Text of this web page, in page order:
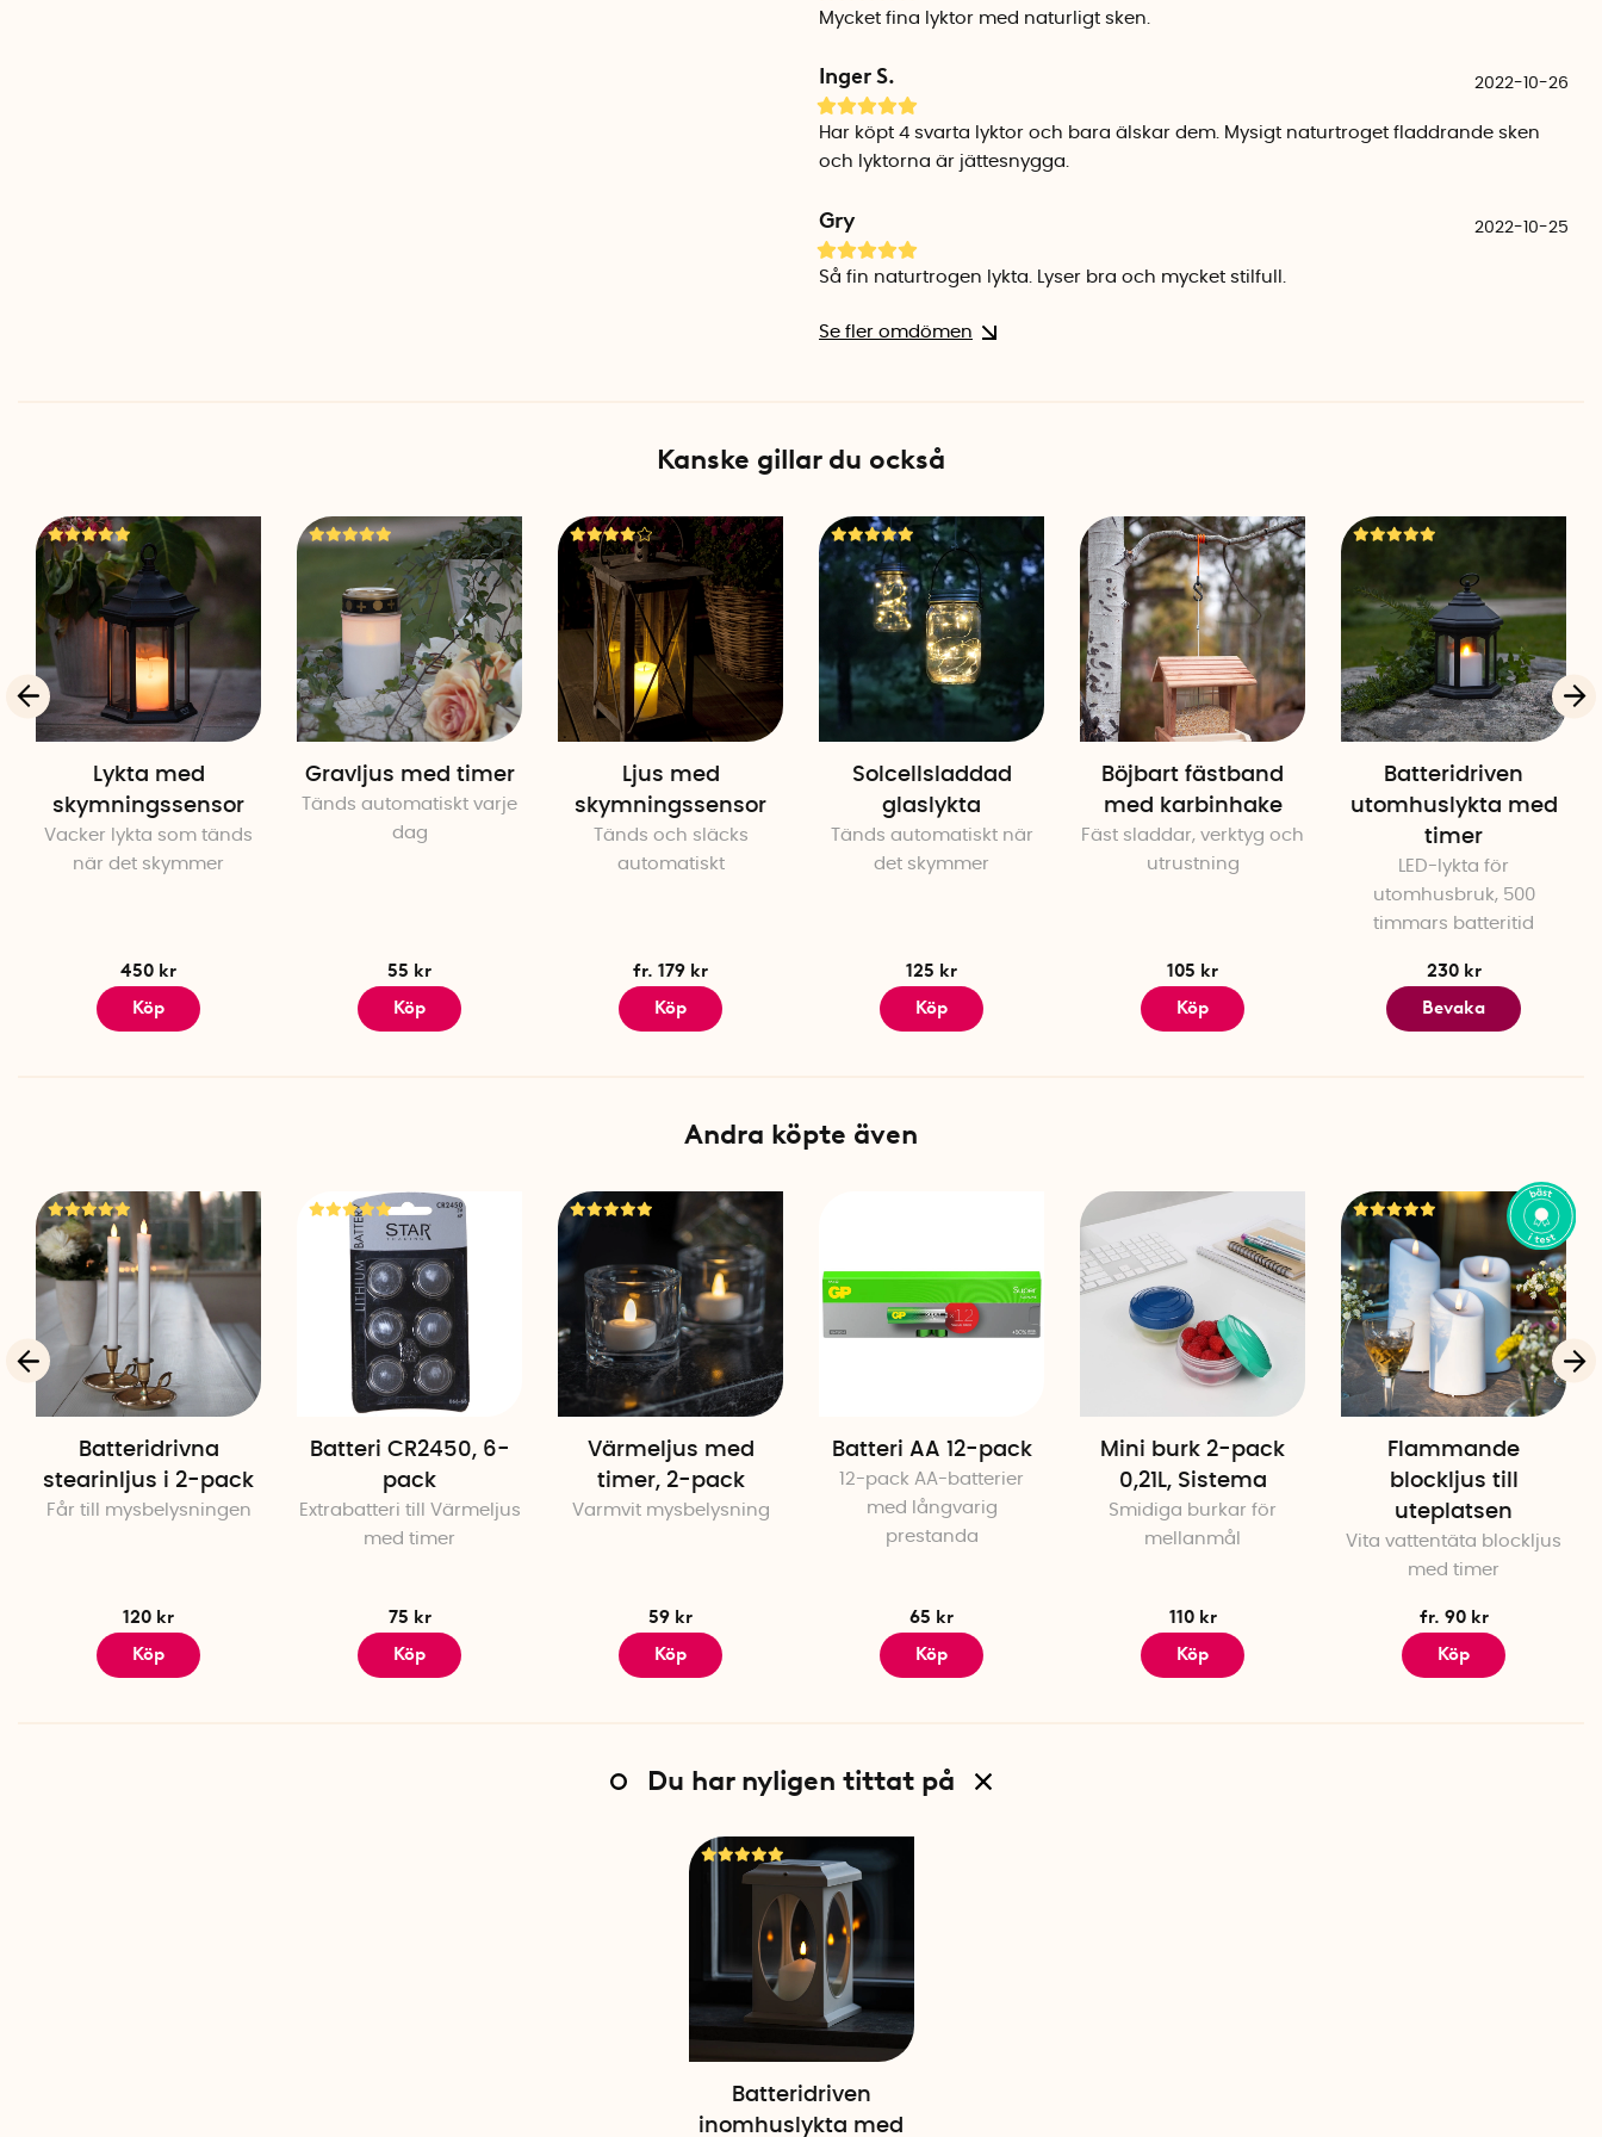
Antal batterier: 3 st AAA-batterier. Batterier ingår ej.
Medellivslängd LED-lampor: ca 10000 timmar
Vattentätklassning: IP20, ska inte utsättas för regn eller snö.
Mycket fina lyktor med naturligt sken.
Inger S. 2022-10-26
Har köpt 4 svarta lyktor och bara älskar dem. Mysigt naturtroget fladdrande sken
och lyktorna är jättesnygga.
Gry 2022-10-25
Så fin naturtrogen lykta. Lyser bra och mycket stilfull.
Se fler omdömen
Kanske gillar du också
Lykta med
skymningssensor
Vacker lykta som tänds
när det skymmer
450 kr
Köp
Gravljus med timer
Tänds automatiskt varje
dag
55 kr
Köp
Ljus med
skymningssensor
Tänds och släcks
automatiskt
fr. 179 kr
Köp
Solcellsladdad
glaslykta
Tänds automatiskt när
det skymmer
125 kr
Köp
Böjbart fästband
med karbinhake
Fäst sladdar, verktyg och
utrustning
105 kr
Köp
Batteridriven
utomhuslykta med
timer
LED-lykta för
utomhusbruk, 500
timmars batteritid
230 kr
Bevaka
Andra köpte även
Batteridrivna
stearinljus i 2-pack
Får till mysbelysningen
120 kr
Köp
Batteri CR2450, 6-
pack
Extrabatteri till Värmeljus
med timer
75 kr
Köp
Värmeljus med
timer, 2-pack
Varmvit mysbelysning
59 kr
Köp
Batteri AA 12-pack
12-pack AA-batterier
med långvarig
prestanda
65 kr
Köp
Mini burk 2-pack
0,21L, Sistema
Smidiga burkar för
mellanmål
110 kr
Köp
Flammande
blockljus till
uteplatsen
Vita vattentäta blockljus
med timer
fr. 90 kr
Köp
Du har nyligen tittat på
Batteridriven
inomhuslykta med